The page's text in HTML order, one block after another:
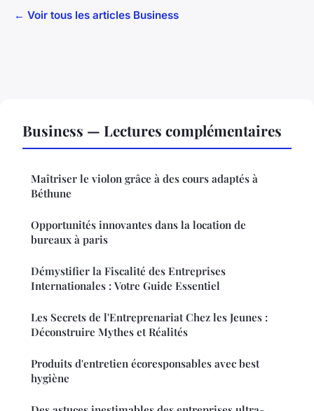
← Voir tous les articles Business
Business — Lectures complémentaires
Maîtriser le violon grâce à des cours adaptés à
Béthune
Opportunités innovantes dans la location de
bureaux à paris
Démystifier la Fiscalité des Entreprises
Internationales : Votre Guide Essentiel
Les Secrets de l'Entreprenariat Chez les Jeunes :
Déconstruire Mythes et Réalités
Produits d'entretien écoresponsables avec best
hygiène